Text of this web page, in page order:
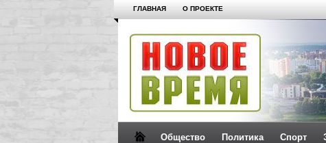
ГЛАВНАЯ О ПРОЕКТЕ
Общество Политика Спорт